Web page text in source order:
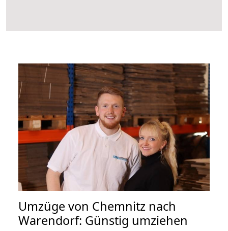
Umzüge von Chemnitz nach
Warendorf: Günstig umziehen